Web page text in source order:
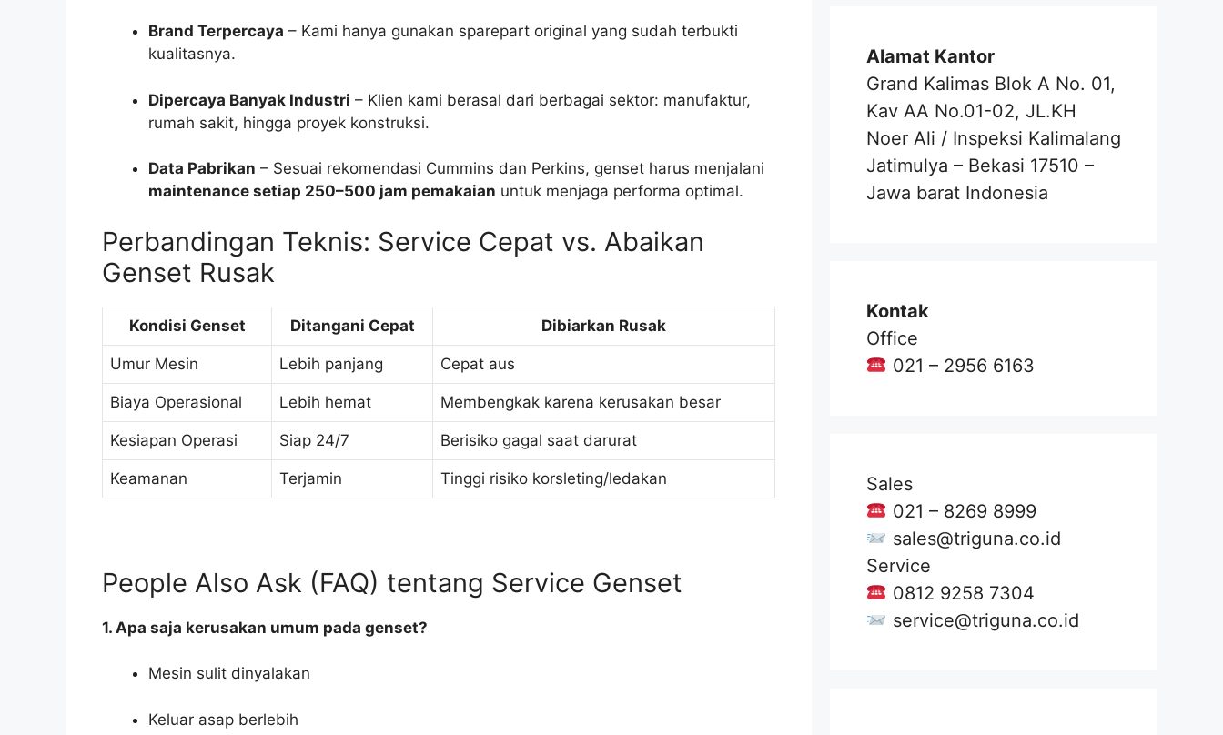
Brand Terpercaya – Kami hanya gunakan sparepart original yang sudah terbukti
kualitasnya.
Dipercaya Banyak Industri – Klien kami berasal dari berbagai sektor: manufaktur,
rumah sakit, hingga proyek konstruksi.
Data Pabrikan – Sesuai rekomendasi Cummins dan Perkins, genset harus menjalani
maintenance setiap 250–500 jam pemakaian untuk menjaga performa optimal.
Perbandingan Teknis: Service Cepat vs. Abaikan
Genset Rusak
Kondisi Genset Ditangani Cepat Dibiarkan Rusak
Umur Mesin Lebih panjang Cepat aus
Biaya Operasional Lebih hemat Membengkak karena kerusakan besar
Kesiapan Operasi Siap 24/7 Berisiko gagal saat darurat
Keamanan Terjamin Tinggi risiko korsleting/ledakan
People Also Ask (FAQ) tentang Service Genset
1. Apa saja kerusakan umum pada genset?
Mesin sulit dinyalakan
Keluar asap berlebih
Alamat Kantor
Grand Kalimas Blok A No. 01,
Kav AA No.01-02, JL.KH
Noer Ali / Inspeksi Kalimalang
Jatimulya – Bekasi 17510 –
Jawa barat Indonesia
Kontak
Office
021 – 2956 6163
Sales
021 – 8269 8999
sales@triguna.co.id
Service
0812 9258 7304
service@triguna.co.id